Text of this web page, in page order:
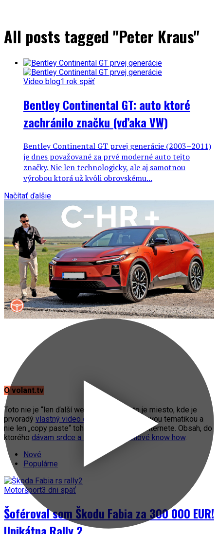
All posts tagged "Peter Kraus"
Video blog1 rok späť
Bentley Continental GT: auto ktoré
zachránilo značku (vďaka VW)
Bentley Continental GT prvej generácie (2003–2011)
je dnes považované za prvé moderné auto tejto
značky. Nie len technologicky, ale aj samotnou
výrobou ktorá už kvôli obrovskému...
Načítať ďalšie
O volant.tv
Toto nie je “len ďalší web o autách”. Toto je miesto, kde je
prvoradý vlastný video obsah
s automobilovou tematikou a
nie len „copy paste“ toho, čo práve fičí na internete. Obsah, do
ktorého dávam srdce a svoje automobilové know how.
Nové
Populárne
Motoršport3 dni späť
Šoféroval som Škodu Fabia za 300 000 EUR!